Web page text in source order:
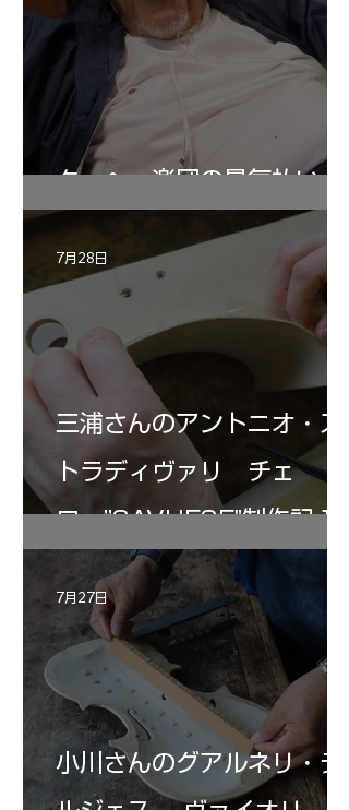
ターヘー楽団の暑気払い
三浦さんのアントニオ・ス
トラディヴァリ チェ
ロ ”SAVUESE"制作記１2
7月28日
小川さんのグアルネリ・デ
7月27日